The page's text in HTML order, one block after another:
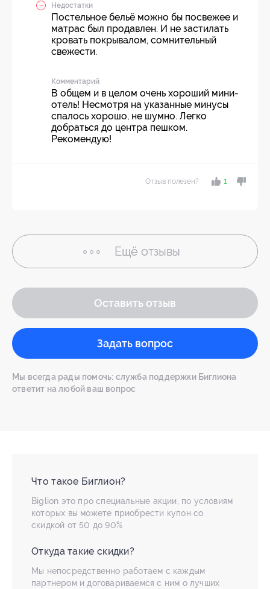
Недостатки
Постельное бельё можно бы посвежее и
матрас был продавлен. И не застилать
кровать покрывалом, сомнительный
свежести.
Комментарий
В общем и в целом очень хороший мини-
отель! Несмотря на указанные минусы
спалось хорошо, не шумно. Легко
добраться до центра пешком.
Рекомендую!
Отзыв полезен? 1
Ещё отзывы
Оставить отзыв
Задать вопрос
Мы всегда рады помочь: служба поддержки Биглиона
ответит на любой ваш вопрос
Что такое Биглион?
Biglion это про специальные акции, по условиям
которых вы можете приобрести купон со
скидкой от 50 до 90%
Откуда такие скидки?
Мы непосредственно работаем с каждым
партнером и договариваемся с ним о лучших